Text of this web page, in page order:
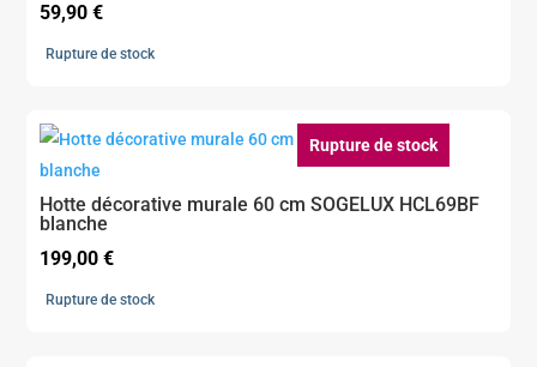
59,90€
Rupture de stock
Rupture de stock
Hotte décorative murale 60 cm SOGELUX HCL69BF
blanche
199,00€
Rupture de stock